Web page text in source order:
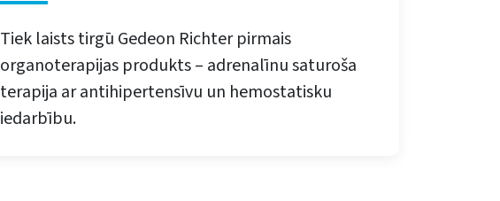
Tiek laists tirgū Gedeon Richter pirmais
organoterapijas produkts – adrenalīnu saturoša
terapija ar antihipertensīvu un hemostatisku
iedarbību.